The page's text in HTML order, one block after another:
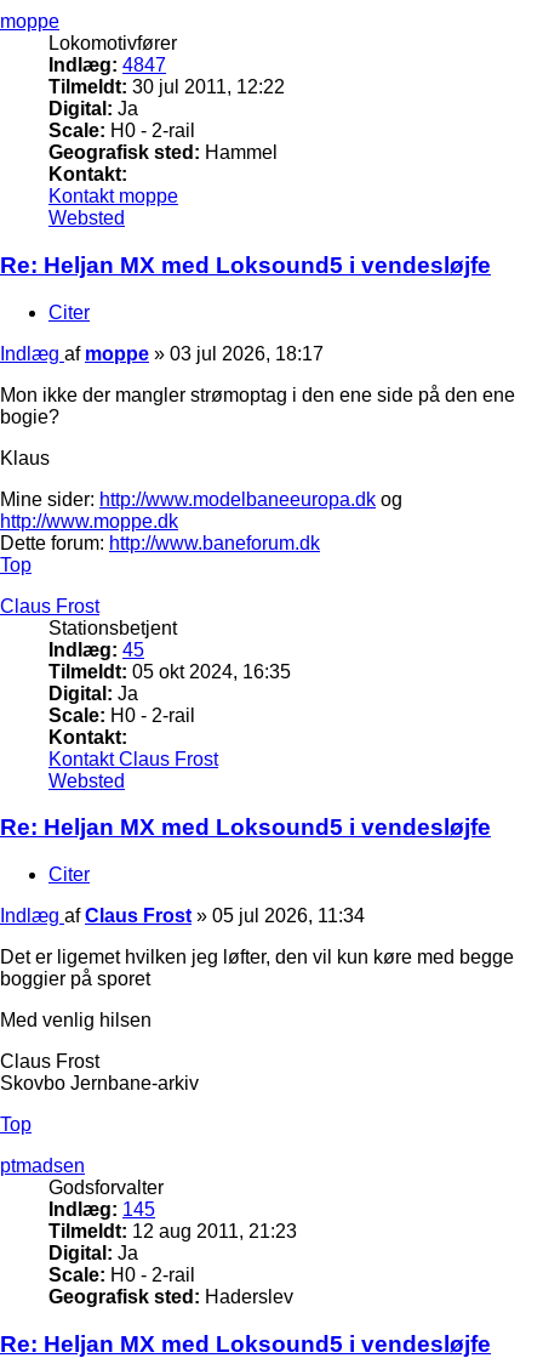
moppe
Lokomotivfører
Indlæg: 4847
Tilmeldt: 30 jul 2011, 12:22
Digital: Ja
Scale: H0 - 2-rail
Geografisk sted: Hammel
Kontakt:
Kontakt moppe
Websted
Re: Heljan MX med Loksound5 i vendesløjfe
Citer
Indlæg af moppe » 03 jul 2026, 18:17
Mon ikke der mangler strømoptag i den ene side på den ene
bogie?
Klaus
Mine sider: http://www.modelbaneeuropa.dk og
http://www.moppe.dk
Dette forum: http://www.baneforum.dk
Top
Claus Frost
Stationsbetjent
Indlæg: 45
Tilmeldt: 05 okt 2024, 16:35
Digital: Ja
Scale: H0 - 2-rail
Kontakt:
Kontakt Claus Frost
Websted
Re: Heljan MX med Loksound5 i vendesløjfe
Citer
Indlæg afClaus Frost » 05 jul 2026, 11:34
Det er ligemet hvilken jeg løfter, den vil kun køre med begge
boggier på sporet
Med venlig hilsen
Claus Frost
Skovbo Jernbane-arkiv
Top
ptmadsen
Godsforvalter
Indlæg: 145
Tilmeldt: 12 aug 2011, 21:23
Digital: Ja
Scale: H0 - 2-rail
Geografisk sted: Haderslev
Re: Heljan MX med Loksound5 i vendesløjfe